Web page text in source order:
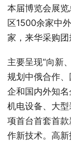
本届博览会展
区1500余家中
家，来华采购
主要呈现“向新
规划中俄合作
企和国内外知
机电设备、大
项首台首套首
作新技术。高